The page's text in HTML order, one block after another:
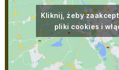
Kliknij, żeby
pliki cookies i